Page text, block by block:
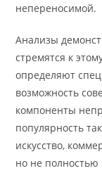
непереносимой.
Анализы
стремятся к
определяют
возможность
компоненты
популярность
искусство,
но не полностью